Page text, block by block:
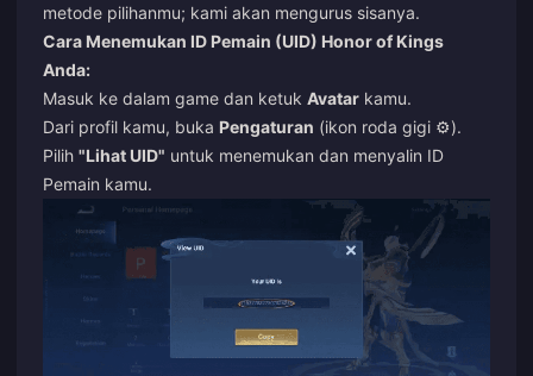
metode pilihanmu; kami akan mengurus sisanya.
Cara Menemukan ID Pemain (UID) Honor of Kings
Anda:
Masuk ke dalam game dan ketuk Avatar kamu.
Dari profil kamu, buka Pengaturan (ikon roda gigi ⚙️).
Pilih "Lihat UID" untuk menemukan dan menyalin ID
Pemain kamu.